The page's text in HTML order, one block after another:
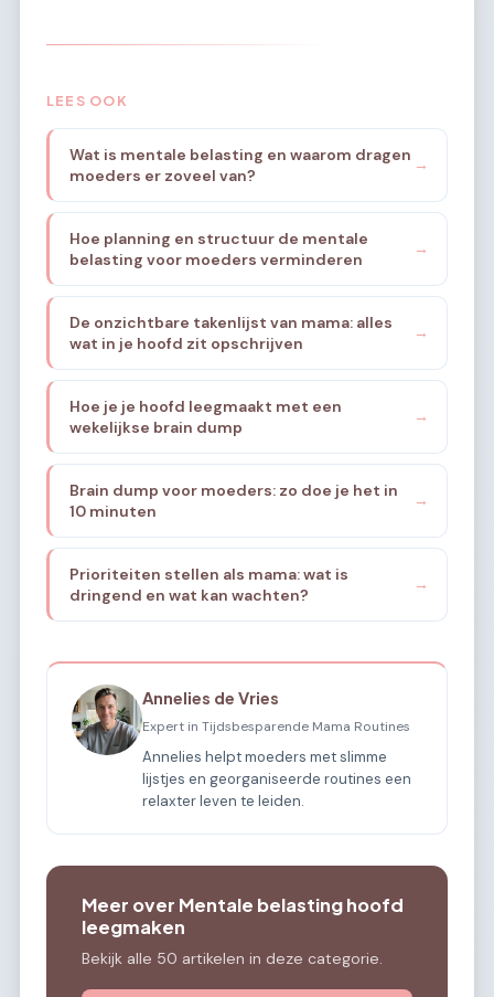
LEES OOK
Wat is mentale belasting en waarom dragen
moeders er zoveel van?
→
Hoe planning en structuur de mentale
belasting voor moeders verminderen
→
De onzichtbare takenlijst van mama: alles
wat in je hoofd zit opschrijven
→
Hoe je je hoofd leegmaakt met een
wekelijkse brain dump
→
Brain dump voor moeders: zo doe je het in
10 minuten
→
Prioriteiten stellen als mama: wat is
dringend en wat kan wachten?
→
Annelies de Vries
Expert in Tijdsbesparende Mama Routines
Annelies helpt moeders met slimme
lijstjes en georganiseerde routines een
relaxter leven te leiden.
Meer over Mentale belasting hoofd
leegmaken
Bekijk alle 50 artikelen in deze categorie.